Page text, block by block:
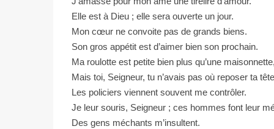
Elle est à Dieu ; elle sera ouverte un jour.
Mon cœur ne convoite pas de grands biens.
Son gros appétit est d’aimer bien son prochain.
Ma roulotte est petite bien plus qu’une maisonnette,
Mais toi, Seigneur, tu n’avais pas où reposer ta
Les policiers viennent souvent me contrôler.
Je leur souris, Seigneur ; ces hommes font leur
Des gens méchants m’insultent.